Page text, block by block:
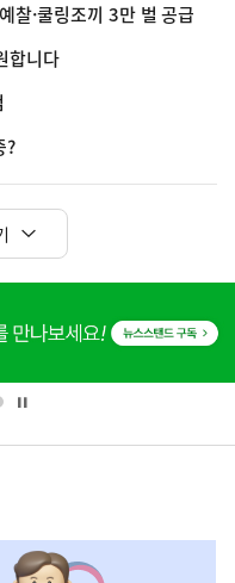
찰·쿨링조끼 3만 벌 공급
합니다
?